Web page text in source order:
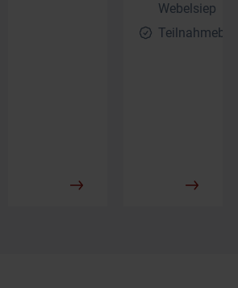
Webelsiep